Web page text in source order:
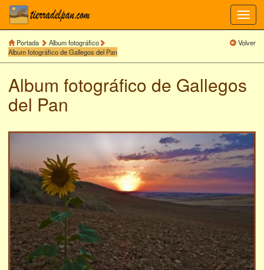
Portada
Album fotográfico
Album fotográfico de Gallegos del Pan
Volver
Album fotográfico de Gallegos
del Pan